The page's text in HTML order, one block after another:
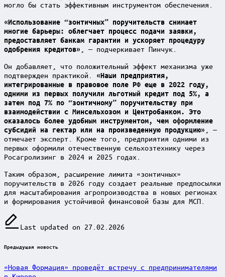
могло бы стать эффективным инструментом обеспечения.
«Использование “зонтичных” поручительств снимает
многие барьеры: облегчает процесс подачи заявки,
предоставляет банкам гарантии и ускоряет процедуру
одобрения кредитов» , — подчеркивает Пинчук.
Он добавляет, что положительный эффект механизма уже
подтвержден практикой. «Наши предприятия,
интегрированные в правовое поле РФ еще в 2022 году,
одними из первых получили льготный кредит под 5%, а
затем под 7% по “зонтичному” поручительству при
взаимодействии с Минсельхозом и Центробанком. Это
оказалось более удобным инструментом, чем оформление
субсидий на гектар или на произведенную продукцию» , —
отмечает эксперт. Кроме того, предприятия одними из
первых оформили отечественную сельхозтехнику через
Росагролизинг в 2024 и 2025 годах.
Таким образом, расширение лимита «зонтичных»
поручительств в 2026 году создает реальные предпосылки
для масштабирования агропроизводства в новых регионах
и формирования устойчивой финансовой базы для МСП.
Last updated on 27.02.2026
Post
Предыдущая новость
«Новая Формация» проведёт встречу с предпринимателями